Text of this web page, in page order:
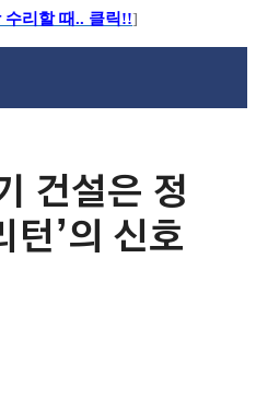
수리할 때.. 클릭!!]
건설은 정
턴’의 신호